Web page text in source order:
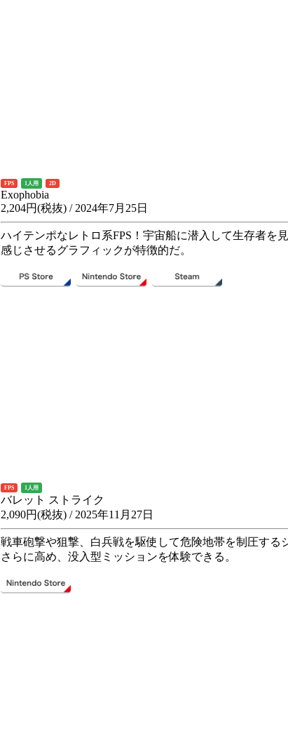
FPS 1人用 2D
Exophobia
2,204円(税抜) / 2024年7月25日
ハイテンポなレトロ系FPS！宇宙船に潜入して生存者を
感じさせるグラフィックが特徴的だ。
FPS 1人用
バレット ストライク
2,090円(税抜) / 2025年11月27日
戦車砲撃や狙撃、白兵戦を駆使して危険地帯を制圧す
さらに高め、没入型ミッションを体験できる。